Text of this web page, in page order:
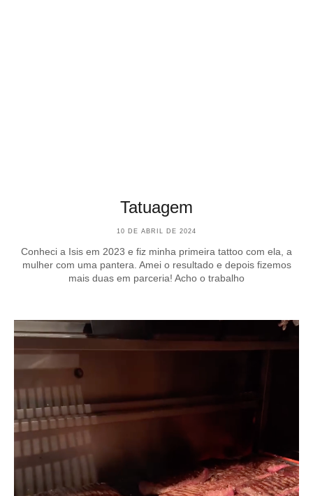
Tatuagem
10 DE ABRIL DE 2024
Conheci a Isis em 2023 e fiz minha primeira tattoo com ela, a
mulher com uma pantera. Amei o resultado e depois fizemos
mais duas em parceria! Acho o trabalho